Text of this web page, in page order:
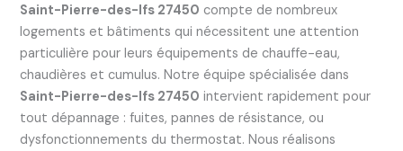
Saint-Pierre-des-Ifs 27450 compte de nombreux
logements et bâtiments qui nécessitent une attention
particulière pour leurs équipements de chauffe-eau,
chaudières et cumulus. Notre équipe spécialisée dans
Saint-Pierre-des-Ifs 27450 intervient rapidement pour
tout dépannage : fuites, pannes de résistance, ou
dysfonctionnements du thermostat. Nous réalisons